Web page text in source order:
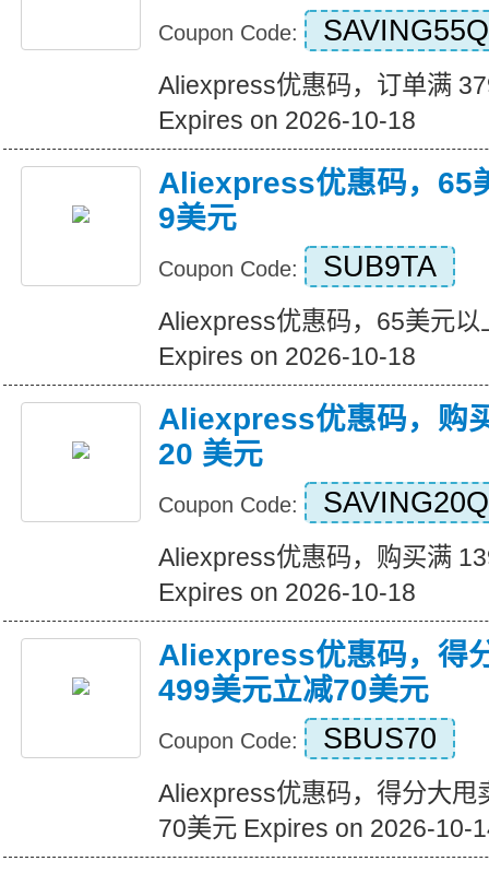
Coupon Code: SAVING55Q
Aliexpress优惠码，订单满
Expires on 2026-10-18
Aliexpress优惠码，65
9美元
Coupon Code: SUB9TA
Aliexpress优惠码，65美元以
Expires on 2026-10-18
Aliexpress优惠码，购
20 美元
Coupon Code: SAVING20Q
Aliexpress优惠码，购买满
Expires on 2026-10-18
Aliexpress优惠码，得
499美元立减70美元
Coupon Code: SBUS70
Aliexpress优惠码，得分大甩
70美元 Expires on 2026-10-